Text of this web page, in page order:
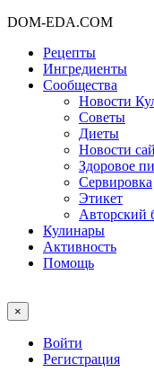
DOM-EDA.COM
Рецепты
Ингредиенты
Сообщества
Новости
Советы
Диеты
Новости
Здоровое
Сервировка
Этикет
Авторский
Кулинары
Активность
Помощь
×
Войти
Регистрация